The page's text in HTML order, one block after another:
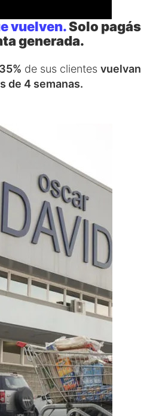
vuelven.Solo pagás
generada.
35% de sus clientes vuelvan
de 4 semanas.